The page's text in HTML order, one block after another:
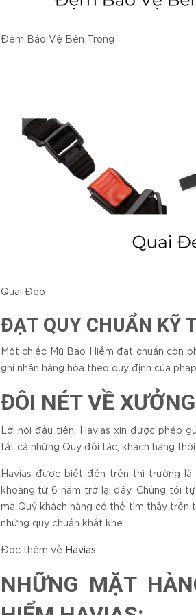
Đệm Bảo Vệ Bên Trong
Quai Đeo
ĐẠT QUY CHUẨN KỸ
Một chiếc Mũ Bảo Hiểm đạt chuẩn còn
ghi nhãn hàng hóa theo quy định của pháp
ĐÔI NÉT VỀ
Lời nói đầu tiên, Havias xin được phép
tất cả những Quý đối tác, khách hàng
Havias được biết đến trên thị trường
khoảng từ 6 năm trở lại đây. Chúng tôi
mà Quý khách hàng có thể tìm thấy trên
những quy chuẩn khắt khe.
Đọc thêm về Havias
NHỮNG MẶT